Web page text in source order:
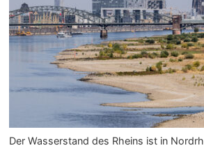
Der Wasserstand des Rheins ist in